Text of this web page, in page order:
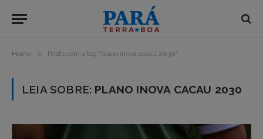
Home » Posts com a tag "plano inova cacau 2030"
LEIA SOBRE: PLANO INOVA CACAU 2030